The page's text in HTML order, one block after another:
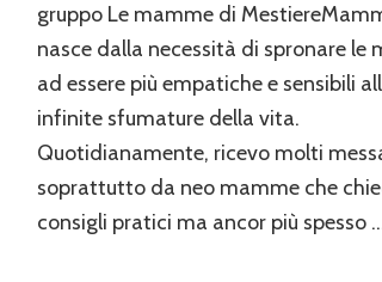
cui
nessuno
può
permettersi
di
giudicare
mamma
gruppo Le mamme di
nasce dalla necessità di spronare le
ad essere più empatiche e sensibili
infinite sfumature della vita.
Quotidianamente, ricevo molti
soprattutto da neo mamme che
consigli pratici ma ancor più spesso